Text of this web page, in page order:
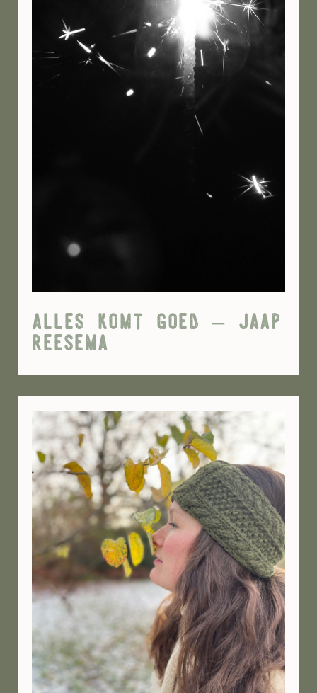
alles komt goed – jaap
reesema